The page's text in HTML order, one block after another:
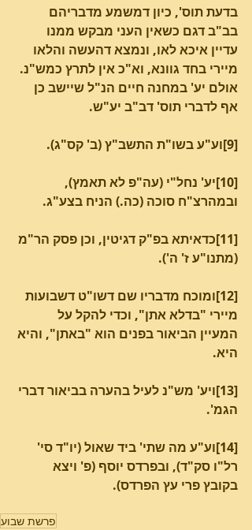
בדעת תוס', כיון דמשמע מדבריהם
בב"ב דגם כשאין העני מבקש ממנו
עדיין איכא לאו, ונמצא דהעשה והלאו
מיירי בחד גוונא, וא"כ אין לתרץ כמש"נ.
אולם יע' במחנה חיים הנ"ל שיישב כן
אף לדברי תוס' דב"ב יע"ש.
[9]וע"ע בשו"ת התשב"ץ (ב' קס"ג).
[10]יע' נחל"י (עה"פ לא תאמץ),
ובמהרצ"ח סוכה (כה.) הניח בצע"ג.
[11]כדאיתא בפ"ק דגיטין, וכן פסק הר"מ
(מתנו"ע ז' ה').
[12]ומוכח מדבריו שם דשו"ט דשבועות
מיירי "בדלא אתן", וכדי להקל על
המעיין הביאור בפנים הוא "באתן", והיא
היא.
[13]ויע' מש"נ לעיל בהערה בביאור דברי
הגמ'.
[14]וע"ע מה שתי' ביד שאול (יו"ד סי'
רל"ו סק"ד), ובפרדס יוסף (פ' ויצא
בקובץ פרי עץ הפרדס).
פרשת שבוע